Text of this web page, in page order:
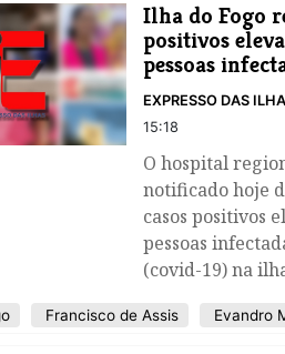
Ilha do Fogo
positivos
pessoas
EXPRESSO DAS
15:18
O hospital
notificado hoje
casos positivos
pessoas
(covid-19) na
Francisco de Assis Evandro